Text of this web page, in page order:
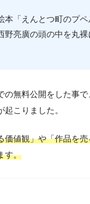
「えんとつ町のプ
亮廣の頭の中を丸
無料公開をした事
こりました。
価値観」や「作品を
す。